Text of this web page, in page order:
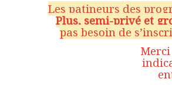
Les patineurs des
Plus, semi-privé et
pas besoin de